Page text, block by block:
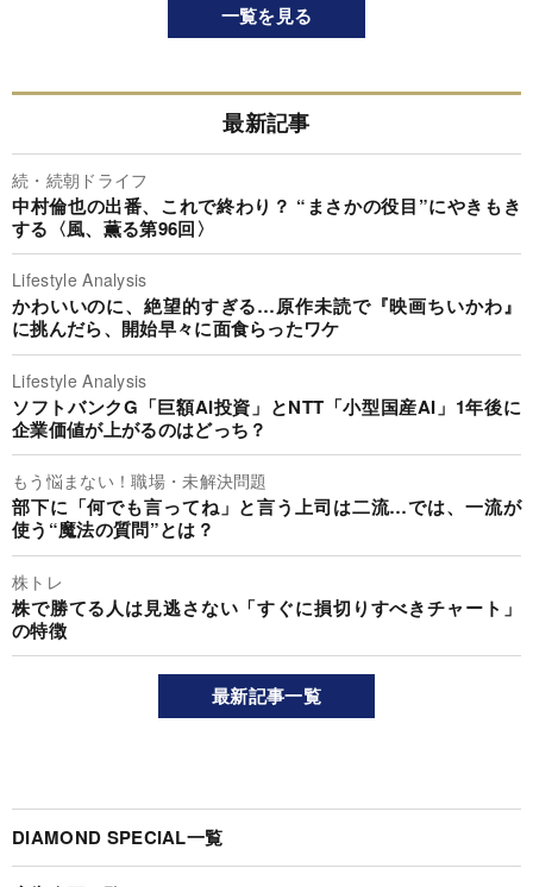
一覧を見る
最新記事
続・続朝ドライフ
中村倫也の出番、これで終わり？ “まさかの役目”にやきもき
する〈風、薫る第96回〉
Lifestyle Analysis
かわいいのに、絶望的すぎる…原作未読で『映画ちいかわ』
に挑んだら、開始早々に面食らったワケ
Lifestyle Analysis
ソフトバンクG「巨額AI投資」とNTT「小型国産AI」1年後に
企業価値が上がるのはどっち？
もう悩まない！職場・未解決問題
部下に「何でも言ってね」と言う上司は二流…では、一流が
使う“魔法の質問”とは？
株トレ
株で勝てる人は見逃さない「すぐに損切りすべきチャート」
の特徴
最新記事一覧
DIAMOND SPECIAL一覧